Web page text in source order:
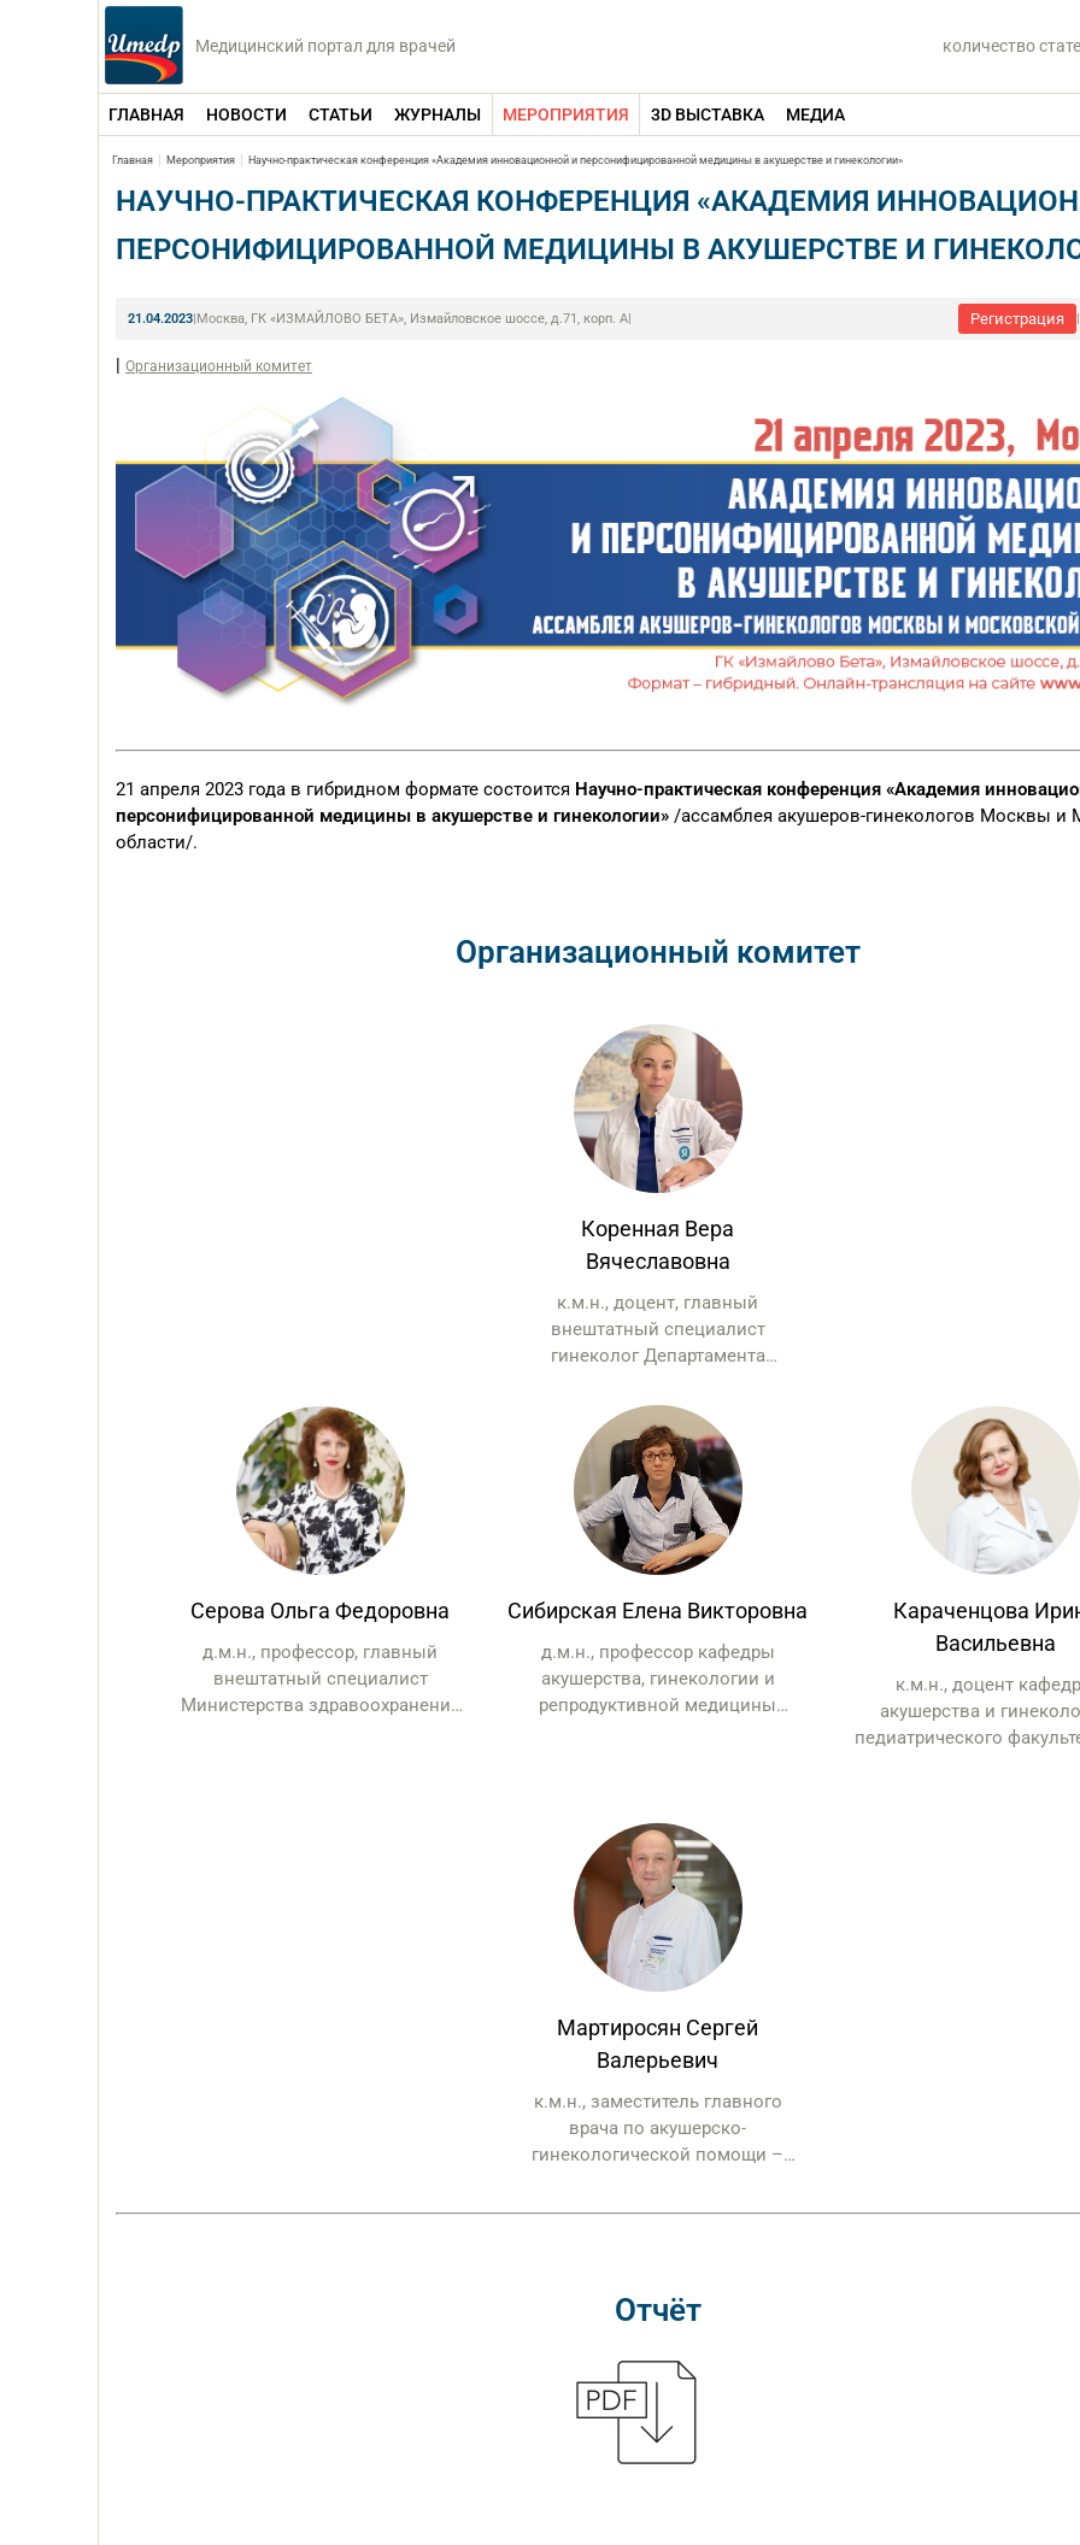
Медицинский портал для врачей количество
ГЛАВНАЯ НОВОСТИ СТАТЬИ ЖУРНАЛЫ МЕРОПРИЯТИЯ 3D ВЫСТАВКА МЕДИА
Главная Мероприятия Научно-практическая конференция «Академия инновационной и персонифицированной медицины в акушерстве и гинекологии»
НАУЧНО-ПРАКТИЧЕСКАЯ КОНФЕРЕНЦИЯ «АКАДЕМИЯ
ПЕРСОНИФИЦИРОВАННОЙ МЕДИЦИНЫ В АКУШЕРСТВЕ И
21.04.2023|Москва, ГК «ИЗМАЙЛОВО БЕТА», Измайловское шоссе, д.71, корп. А| Регистрация |
| Организационный комитет
21 апреля 2023 года в гибридном формате состоится Научно-практическая конференция «Академия
персонифицированной медицины в акушерстве и гинекологии» /ассамблея акушеров-гинекологов Москвы и
области/.
Организационный комитет
Коренная Вера
Вячеславовна
к.м.н., доцент, главный
внештатный специалист
гинеколог Департамента
заместитель главного врача ГКБ
№ 52 по перспективному
развитию
Серова Ольга Федоровна
д.м.н., профессор, главный
внештатный специалист
Министерства здравоохранения
Сибирская Елена Викторовна
д.м.н., профессор кафедры
акушерства, гинекологии и
репродуктивной медицины
педиатрического факультета
ФГАОУ ВО РНИМУ им. Н.И.
Пирогова Минздрава России,
заведующая гинекологическим
отделением ОСП РДКБ ФГАОУ ВО
РНИМУ им. Н.И.
Караченцова
Васильевна
к.м.н., доцент
акушерства и
педиатрического
Мартиросян Сергей
Валерьевич
к.м.н., заместитель главного
врача по акушерско-
гинекологической помощи –
центра ГБУЗ «ГКБ No 67 им. Л.А.
Отчёт